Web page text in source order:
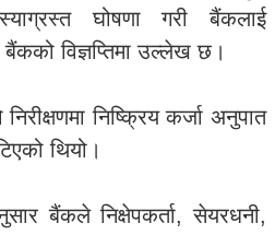
घोषणा गरी बैंकलाई
बैंकको विज्ञप्तिमा उल्लेख छ।
निष्क्रिय कर्जा अनुपात
थियो।
बैंकले निक्षेपकर्ता, सेयरधनी,